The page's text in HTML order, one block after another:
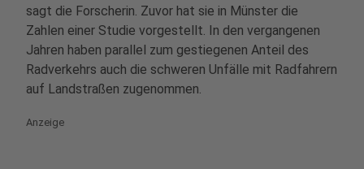
sagt die Forscherin. Zuvor hat sie in Münster die
Zahlen einer Studie vorgestellt. In den vergangenen
Jahren haben parallel zum gestiegenen Anteil des
Radverkehrs auch die schweren Unfälle mit Radfahrern
auf Landstraßen zugenommen.
Anzeige